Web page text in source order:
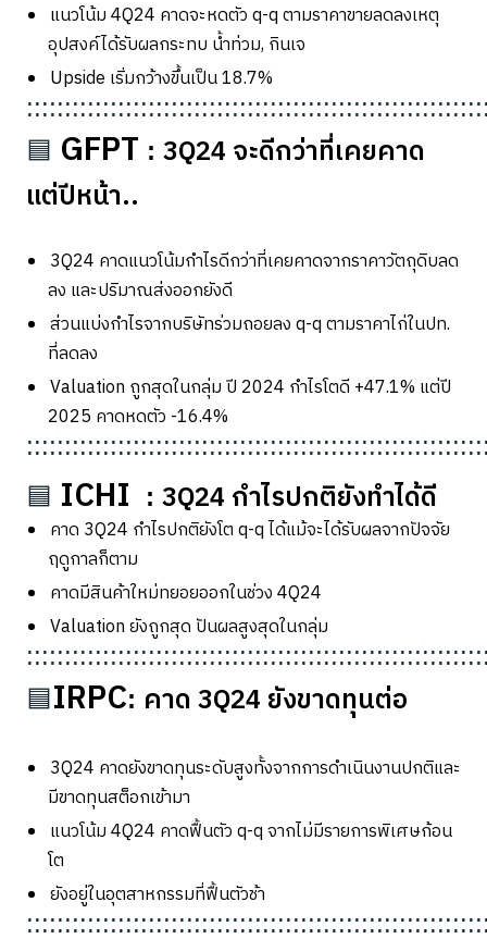
แนวโน้ม4Q24 คาดจะหดตัวq-qตามราคาขายลดลงเหตุ
อุปสงค์ได้รับผลกระทบ น้ำท่วม, กินเจ
Upside เริ่มกว้างขึ้นเป็น18.7%
🟦 GFPT : 3Q24 จะดีกว่าที่เคยคาด
แต่ปีหน้า..
3Q24 คาดแนวโน้มกำไรดีกว่าที่เคยคาดจากราคาวัตถุดิบลด
ลง และปริมาณส่งออกยังดี
ส่วนแบ่งกำไรจากบริษัทร่วมถอยลงq-qตามราคาไก่ในปท.
ที่ลดลง
Valuationถูกสุดในกลุ่ม ปี 2024 กำไรโตดี +47.1% แต่ปี
2025 คาดหดตัว -16.4%
🟦 ICHI : 3Q24 กำไรปกติยังทำได้ดี
คาด 3Q24 กำไรปกติยังโตq-qได้แม้จะได้รับผลจากปัจจัย
ฤดูกาลก็ตาม
คาดมีสินค้าใหม่ทยอยออกในช่วง4Q24
Valuationยังถูกสุด ปันผลสูงสุดในกลุ่ม
🟦 IRPC: คาด 3Q24 ยังขาดทุนต่อ
3Q24 คาดยังขาดทุนระดับสูงทั้งจากการดำเนินงานปกติและ
มีขาดทุนสต็อกเข้ามา
แนวโน้ม4Q24 คาดฟื้นตัวq-qจากไม่มีรายการพิเศษก้อน
โต
ยังอยู่ในอุตสาหกรรมที่ฟื้นตัวช้า